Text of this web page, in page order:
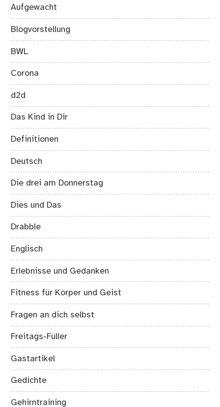
Aufgewacht
Blogvorstellung
BWL
Corona
d2d
Das Kind in Dir
Definitionen
Deutsch
Die drei am Donnerstag
Dies und Das
Drabble
Englisch
Erlebnisse und Gedanken
Fitness für Körper und Geist
Fragen an dich selbst
Freitags-Füller
Gastartikel
Gedichte
Gehirntraining